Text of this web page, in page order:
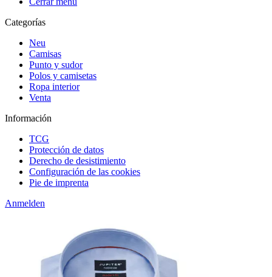
Categorías
Neu
Camisas
Punto y sudor
Polos y camisetas
Ropa interior
Venta
Información
TCG
Protección de datos
Derecho de desistimiento
Configuración de las cookies
Pie de imprenta
Anmelden